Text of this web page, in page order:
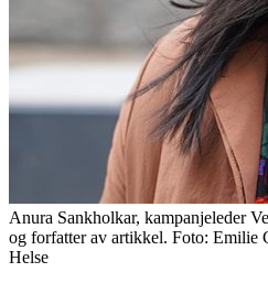
Anura Sankholkar, kampanjeleder
og forfatter av artikkel. Foto: Emilie
Helse